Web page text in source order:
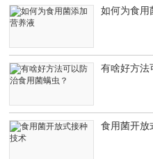
如何为食用
有啥好方法
食用菌开放